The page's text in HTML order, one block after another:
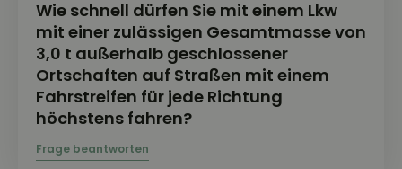
Wie schnell dürfen Sie mit einem Lkw
mit einer zulässigen Gesamtmasse von
3,0 t außerhalb geschlossener
Ortschaften auf Straßen mit einem
Fahrstreifen für jede Richtung
höchstens fahren?